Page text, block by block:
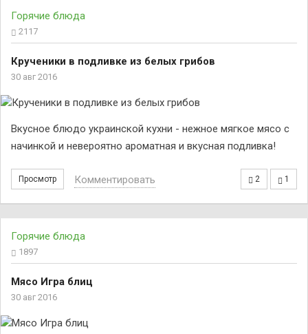
Горячие блюда
2117
Крученики в подливке из белых грибов
30 авг 2016
Вкусное блюдо украинской кухни - нежное мягкое мясо с
начинкой и невероятно ароматная и вкусная подливка!
Просмотр 2 1
Комментировать
Горячие блюда
1897
Мясо Игра блиц
30 авг 2016